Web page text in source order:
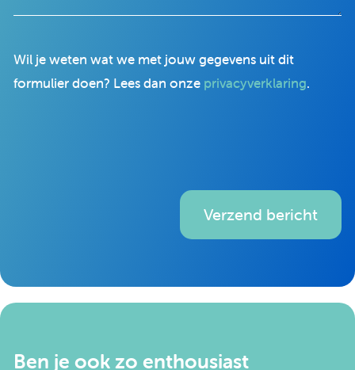
Wil je weten wat we met jouw gegevens uit dit
formulier doen? Lees dan onze privacyverklaring.
Verzend bericht
Ben je ook zo enthousiast